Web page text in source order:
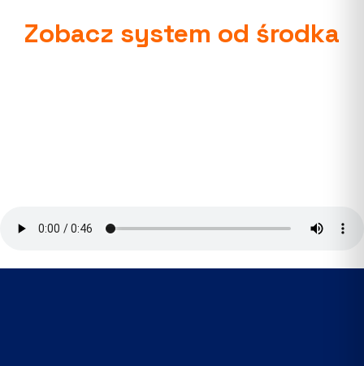
Zobacz system od środka